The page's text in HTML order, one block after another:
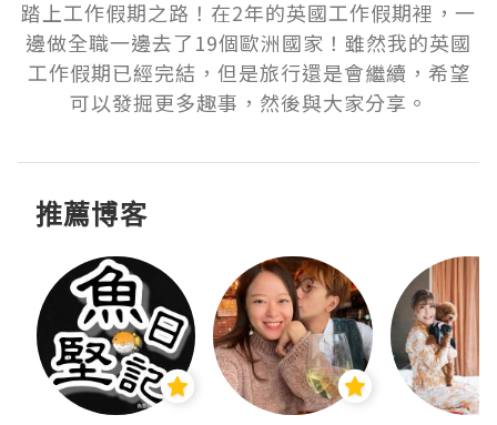
踏上工作假期之路！在2年的英國工作假期裡，一
邊做全職一邊去了19個歐洲國家！雖然我的英國
工作假期已經完結，但是旅行還是會繼續，希望
推薦博客